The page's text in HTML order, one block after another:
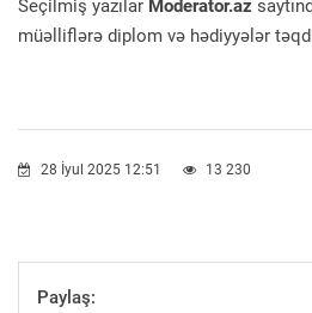
Seçilmiş yazılar Moderator.az
müəlliflərə diplom və hədiyyələr
28 İyul 2025 12:51 13 230
Paylaş: